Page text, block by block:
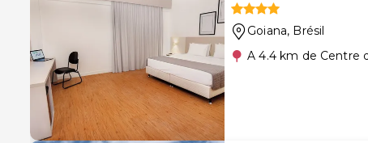
Goiana, Brésil
A 4.4 km de Centre